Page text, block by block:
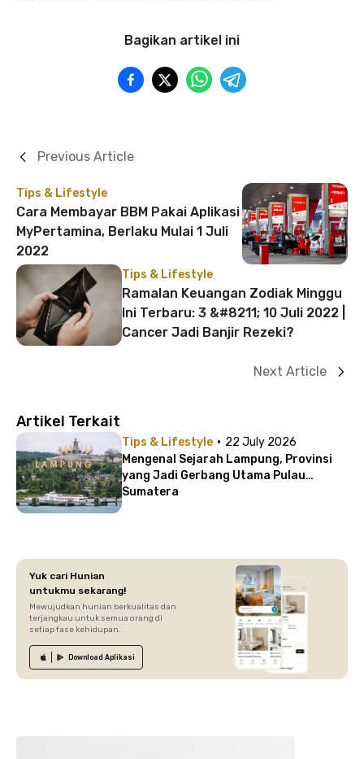
Bagikan artikel ini
Tips & Lifestyle
Cara Membayar BBM Pakai Aplikasi
MyPertamina, Berlaku Mulai 1 Juli
2022
Previous Article
Tips & Lifestyle
Ramalan Keuangan Zodiak Minggu
Ini Terbaru: 3 &#8211; 10 Juli 2022 |
Cancer Jadi Banjir Rezeki?
Next Article
Artikel Terkait
Tips & Lifestyle · 22 July 2026
Mengenal Sejarah Lampung, Provinsi
yang Jadi Gerbang Utama Pulau
Sumatera
Yuk cari Hunian
untukmu sekarang!
Mewujudkan hunian berkualitas dan
terjangkau untuk semua orang di
setiap fase kehidupan.
Download Aplikasi